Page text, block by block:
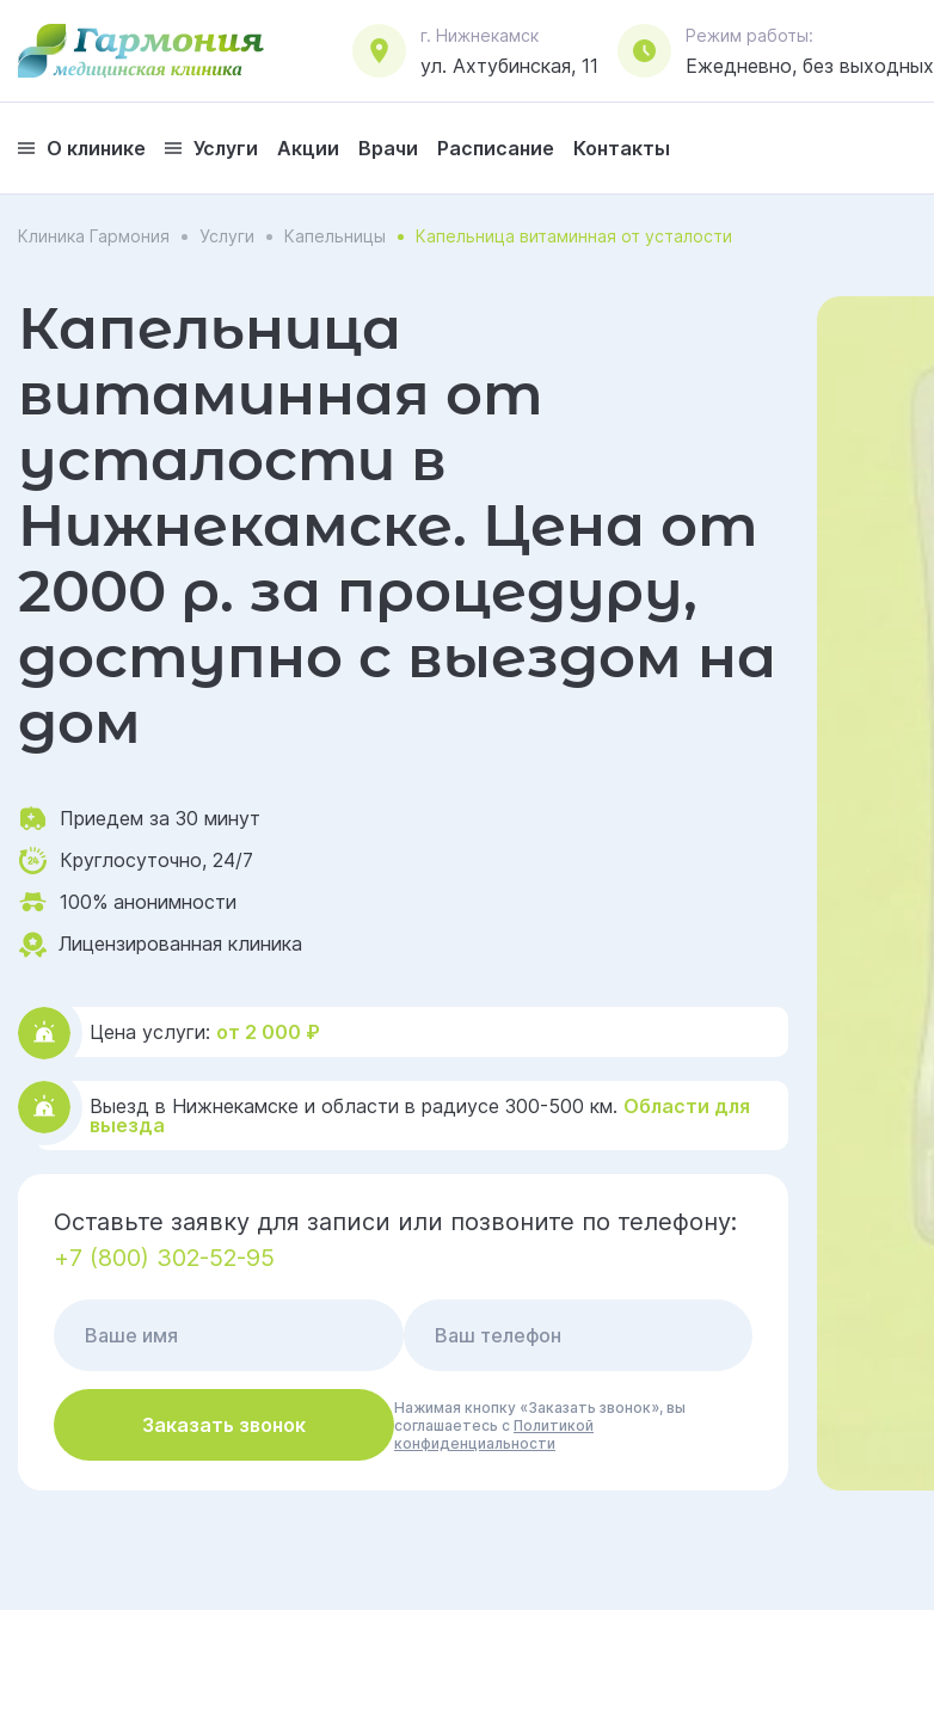
г. Нижнекамск
ул. Ахтубинская, 11
Режим работы:
Ежедневно, без выходных
О клинике Услуги Акции Врачи Расписание Контакты
Клиника Гармония Услуги Капельницы Капельница витаминная от усталости
Капельница
витаминная от
усталости в
Нижнекамске. Цена от
2000 р. за процедуру,
доступно с выездом на
дом
Приедем за 30 минут
Круглосуточно, 24/7
100% анонимности
Лицензированная клиника
Цена услуги: от 2 000 ₽
Выезд в Нижнекамске и области в радиусе 300-500 км. Области для
выезда
Оставьте заявку для записи или позвоните по телефону:
+7 (800) 302-52-95
Заказать звонок
Нажимая кнопку «Заказать звонок», вы
соглашаетесь с Политикой
конфиденциальности